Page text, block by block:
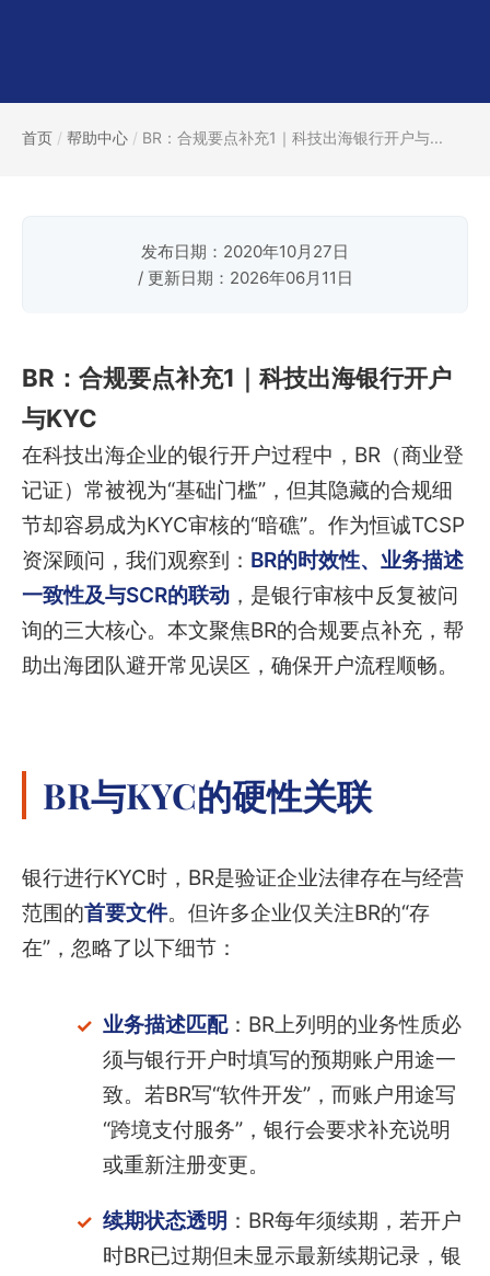
首页 / 帮助中心 / BR：合规要点补充1｜科技出海银行开户与...
发布日期：2020年10月27日
/ 更新日期：2026年06月11日
BR：合规要点补充1｜科技出海银行开户
与KYC
在科技出海企业的银行开户过程中，BR（商业登
记证）常被视为“基础门槛”，但其隐藏的合规细
节却容易成为KYC审核的“暗礁”。作为恒诚TCSP
资深顾问，我们观察到： BR的时效性、业务描述
一致性及与SCR的联动 ，是银行审核中反复被问
询的三大核心。本文聚焦BR的合规要点补充，帮
助出海团队避开常见误区，确保开户流程顺畅。
BR与KYC的硬性关联
银行进行KYC时，BR是验证企业法律存在与经营
范围的首要文件。但许多企业仅关注BR的“存
在”，忽略了以下细节：
业务描述匹配：BR上列明的业务性质必
须与银行开户时填写的预期账户用途一
致。若BR写“软件开发”，而账户用途写
“跨境支付服务”，银行会要求补充说明
或重新注册变更。
续期状态透明 ：BR每年须续期，若开户
时BR已过期但未显示最新续期记录，银